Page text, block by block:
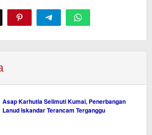
Asap Karhutla Selimuti Kumai, Penerbangan
Lanud Iskandar Terancam Terganggu